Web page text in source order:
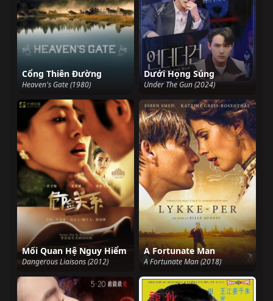
Cổng Thiên Đường
Heaven's Gate (1980)
Dưới Họng Súng
Under The Gun (2024)
Mối Quan Hệ Nguy Hiểm
Dangerous Liaisons (2012)
A Fortunate Man
A Fortunate Man (2018)